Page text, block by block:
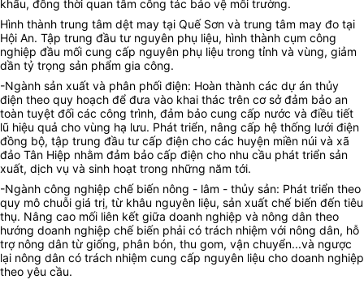
khẩu, đồng thời quan tâm công tác bảo vệ môi trường.
Hình thành trung tâm dệt may tại Quế Sơn và trung tâm may đo tại
Hội An. Tập trung đầu tư nguyên phụ liệu, hình thành cụm công
nghiệp đầu mối cung cấp nguyên phụ liệu trong tỉnh và vùng, giảm
dần tỷ trọng sản phẩm gia công.
-Ngành sản xuất và phân phối điện: Hoàn thành các dự án thủy
điện theo quy hoạch để đưa vào khai thác trên cơ sở đảm bảo an
toàn tuyệt đối các công trình, đảm bảo cung cấp nước và điều tiết
lũ hiệu quả cho vùng hạ lưu. Phát triển, nâng cấp hệ thống lưới điện
đồng bộ, tập trung đầu tư cấp điện cho các huyện miền núi và xã
đảo Tân Hiệp nhằm đảm bảo cấp điện cho nhu cầu phát triển sản
xuất, dịch vụ và sinh hoạt trong những năm tới.
-Ngành công nghiệp chế biến nông - lâm - thủy sản: Phát triển theo
quy mô chuỗi giá trị, từ khâu nguyên liệu, sản xuất chế biến đến tiêu
thụ. Nâng cao mối liên kết giữa doanh nghiệp và nông dân theo
hướng doanh nghiệp chế biến phải có trách nhiệm với nông dân, hỗ
trợ nông dân từ giống, phân bón, thu gom, vận chuyển...và ngược
lại nông dân có trách nhiệm cung cấp nguyên liệu cho doanh nghiệp
theo yêu cầu.